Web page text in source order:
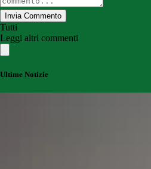
Invia Commento
Tutti
Leggi altri commenti
Ultime Notizie